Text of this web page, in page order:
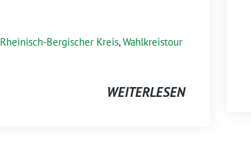
Rheinisch-Bergischer Kreis,Wahlkreistour
WEITERLESEN